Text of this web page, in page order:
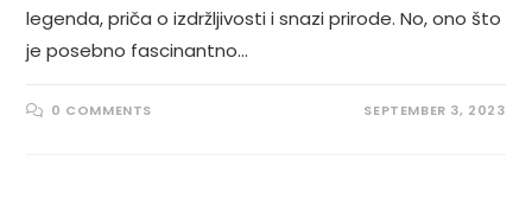
legenda, priča o izdržljivosti i snazi prirode. No, ono što
je posebno fascinantno…
0 COMMENTS SEPTEMBER 3, 2023